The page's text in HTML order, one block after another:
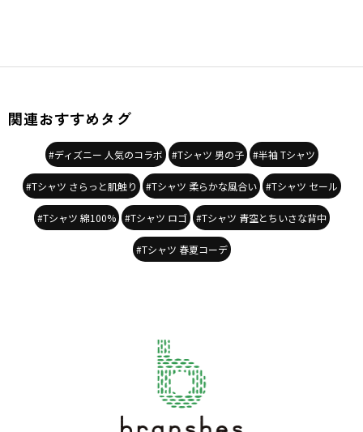
関連おすすめタグ
#ディズニー 人気のコラボ #Tシャツ 男の子 #半袖 Tシャツ
#Tシャツ さらっと肌触り #Tシャツ 柔らかな風合い #Tシャツ セール
#Tシャツ 綿100% #Tシャツ ロゴ #Tシャツ 青空とちいさな背中
#Tシャツ 春夏コーデ